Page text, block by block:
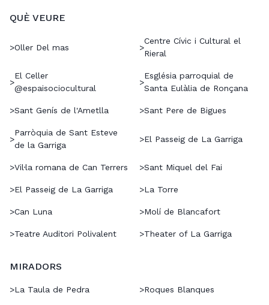
QUÈ VEURE
>Oller Del mas >
Centre Cívic i Cultural el
Rieral
>
El Celler
@espaisociocultural
>
Església parroquial de
Santa Eulàlia de Ronçana
>Sant Genís de l'Ametlla >Sant Pere de Bigues
>
Parròquia de Sant Esteve
de la Garriga
>El Passeig de La Garriga
>Vil·la romana de Can Terrers >Sant Miquel del Fai
>El Passeig de La Garriga >La Torre
>Can Luna >Molí de Blancafort
>Teatre Auditori Polivalent >Theater of La Garriga
MIRADORS
>La Taula de Pedra >Roques Blanques